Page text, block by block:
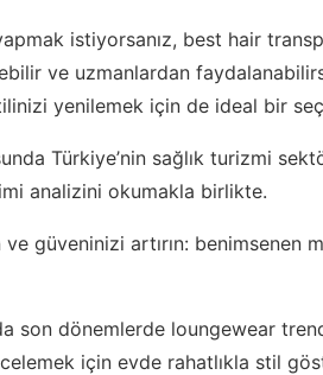
istiyorsanız, best hair
ve uzmanlardan
yenilemek için de ideal bir
Türkiye’nin sağlık turizmi
analizini okumakla birlikte.
güveninizi artırın: benimsenen
son dönemlerde loungewear
için evde rahatlıkla stil